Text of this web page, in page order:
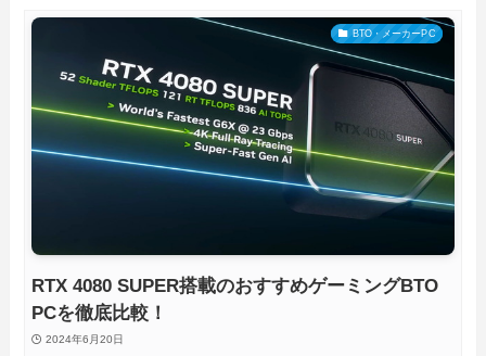
BTO・メーカーPC
RTX 4080 SUPER搭載のおすすめゲーミングBTO
PCを徹底比較！
2024年6月20日